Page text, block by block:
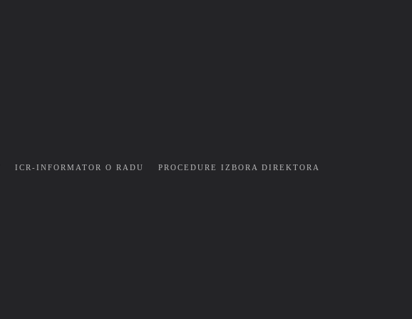
ICR-INFORMATOR O RADU PROCEDURE IZBORA DIREKTORA